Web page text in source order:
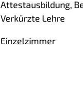
Attestausbildung,
Verkürzte Lehre
Einzelzimmer